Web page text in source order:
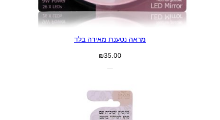
מראה נטענת מאירה בלד
₪35.00